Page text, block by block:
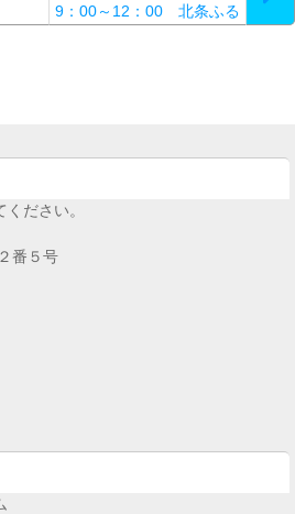
9：00～12：00 北条ふる
ださい。
番５号